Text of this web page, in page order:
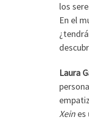
los
En el
Laura
Xein es